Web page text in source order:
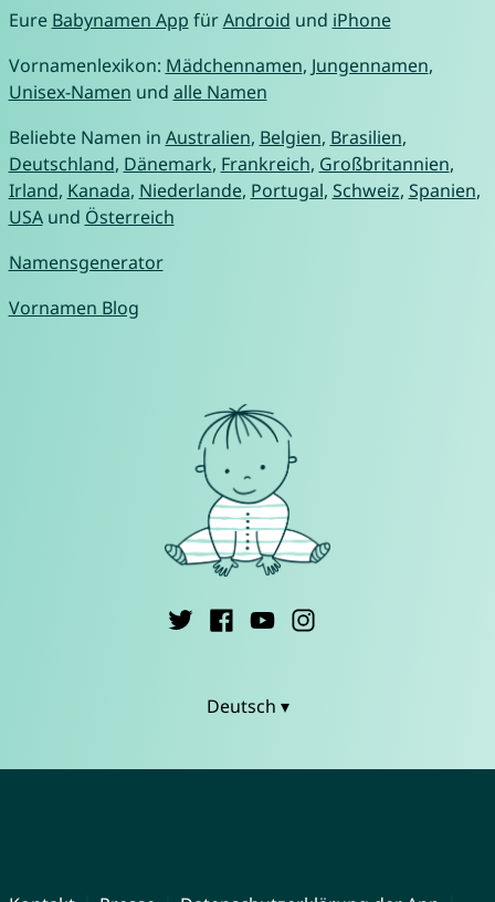
Eure Babynamen App fürAndroid und iPhone
Vornamenlexikon: Mädchennamen, Jungennamen,
Unisex-Namen und alle Namen
Beliebte Namen in Australien, Belgien, Brasilien,
Deutschland, Dänemark, Frankreich, Großbritannien,
Irland, Kanada, Niederlande, Portugal, Schweiz, Spanien,
USAund Österreich
Namensgenerator
Vornamen Blog
Deutsch ▾